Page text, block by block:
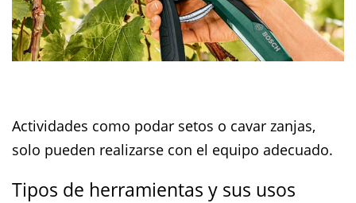
Actividades como podar setos o cavar zanjas,
solo pueden realizarse con el equipo adecuado.
Tipos de herramientas y sus usos